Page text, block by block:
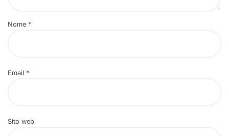
Nome *
Email *
Sito web